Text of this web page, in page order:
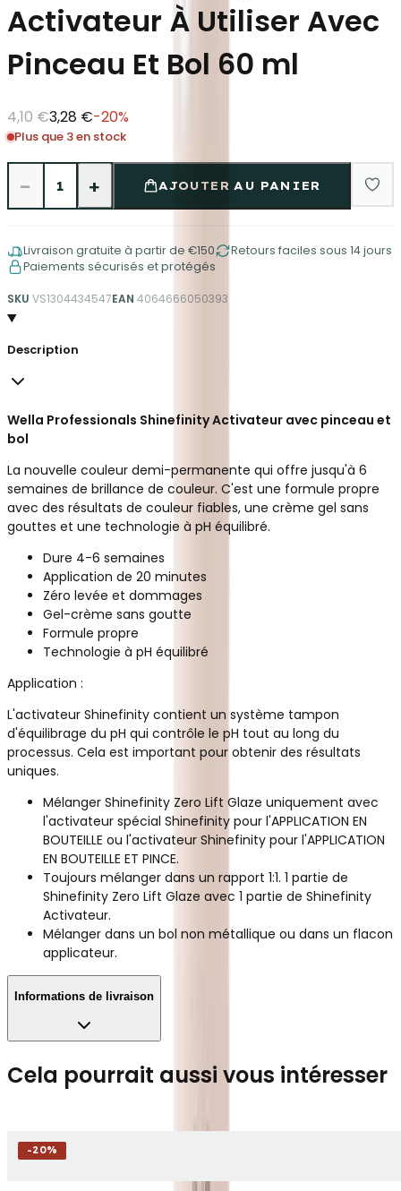
Activateur À Utiliser Avec
Pinceau Et Bol 60 ml
4,10 €3,28 €-20%
Plus que 3 en stock
− 1 + AJOUTER AU PANIER
Livraison gratuite à partir de €150
Retours faciles sous 14 jours
Paiements sécurisés et protégés
SKU VS1304434547EAN 4064666050393
Description
Wella Professionals Shinefinity Activateur avec pinceau et
bol
La nouvelle couleur demi-permanente qui offre jusqu'à 6
semaines de brillance de couleur. C'est une formule propre
avec des résultats de couleur fiables, une crème gel sans
gouttes et une technologie à pH équilibré.
Dure 4-6 semaines
Application de 20 minutes
Zéro levée et dommages
Gel-crème sans goutte
Formule propre
Technologie à pH équilibré
Application :
L'activateur Shinefinity contient un système tampon
d'équilibrage du pH qui contrôle le pH tout au long du
processus. Cela est important pour obtenir des résultats
uniques.
Mélanger Shinefinity Zero Lift Glaze uniquement avec
l'activateur spécial Shinefinity pour l'APPLICATION EN
BOUTEILLE ou l'activateur Shinefinity pour l'APPLICATION
EN BOUTEILLE ET PINCE.
Toujours mélanger dans un rapport 1:1. 1 partie de
Shinefinity Zero Lift Glaze avec 1 partie de Shinefinity
Activateur.
Mélanger dans un bol non métallique ou dans un flacon
applicateur.
Informations de livraison
Cela pourrait aussi vous intéresser
-20%